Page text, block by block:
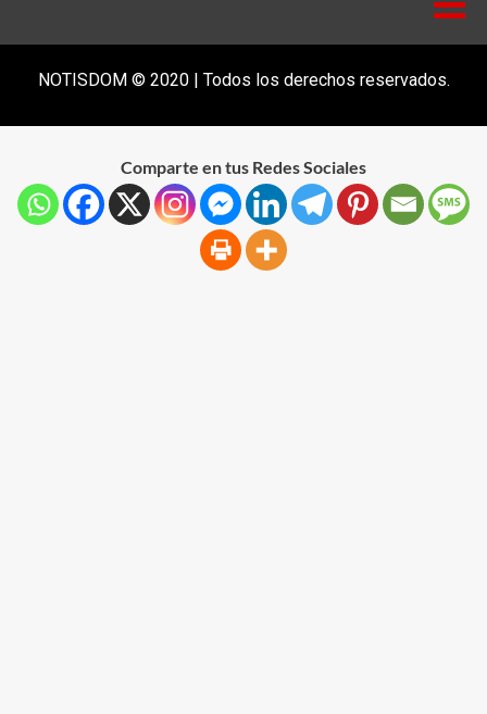
NOTISDOM © 2020 | Todos los derechos reservados.
Comparte en tus Redes Sociales